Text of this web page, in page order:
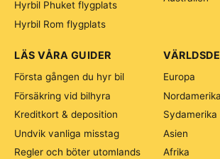
Hyrbil Phuket flygplats
Hyrbil Rom flygplats
Europa
Nordamerika
Sydamerika
Asien
Afrika
LÄS VÅRA GUIDER
Första gången du hyr bil
Försäkring vid bilhyra
Kreditkort & deposition
Undvik vanliga misstag
Regler och böter utomlands